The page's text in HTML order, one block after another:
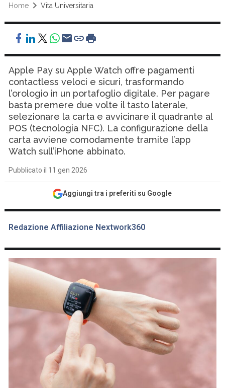
Home Vita Universitaria
Apple Pay su Apple Watch offre pagamenti
contactless veloci e sicuri, trasformando
l’orologio in un portafoglio digitale. Per pagare
basta premere due volte il tasto laterale,
selezionare la carta e avvicinare il quadrante al
POS (tecnologia NFC). La configurazione della
carta avviene comodamente tramite l’app
Watch sull’iPhone abbinato.
Pubblicato il 11 gen 2026
Aggiungi tra i preferiti su Google
Redazione Affiliazione Nextwork360